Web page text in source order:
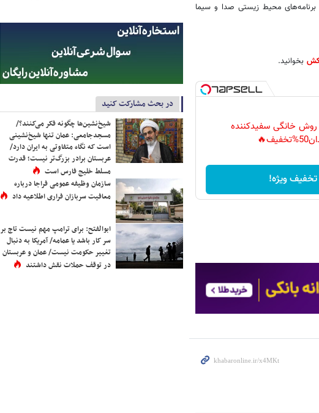
محیط زیستی صدا و سیما
بخوانید.
روش خانگی سفیدکننده
تخفیف ویژه!
در بحث مشارکت کنید
شیخ‌نشین‌ها چگونه فکر می‌کنند؟/
مسجدجامعی: عمان تنها شیخ‌نشینی
است که نگاه متفاوتی به ایران دارد/
عربستان برادر بزرگ‌تر نیست؛ قدرت
مسلط خلیج فارس است
سازمان وظیفه عمومی فراجا درباره
معافیت سربازان فراری اطلاعیه داد
ابوالفتح: برای ترامپ مهم نیست تاج بر
سر کار باشد یا عمامه/ آمریکا به دنبال
تغییر حکومت نیست/ عمان و عربستان
در توقف حملات نقش داشتند